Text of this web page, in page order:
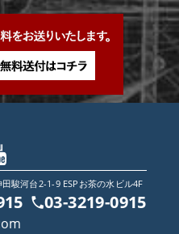
駿河台2-1-9 ESPお茶の水ビル4F
03-3219-0915